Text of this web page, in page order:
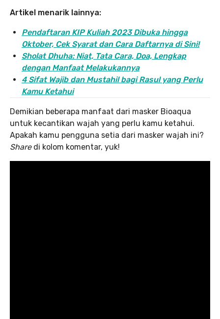
Artikel menarik lainnya:
Pendaftaran KIP Kuliah 2023 Dibuka hingga
Oktober, Cek Syarat dan Cara Daftarnya di Sini!
Sholat Dhuha: Niat, Tata Cara, Doa, Lengkap
dengan Manfaat Melakukannya
4 Sifat Wajib dan Mustahil bagi Rasul yang Perlu
Kamu Ketahui
Demikian beberapa manfaat dari masker Bioaqua
untuk kecantikan wajah yang perlu kamu ketahui.
Apakah kamu pengguna setia dari masker wajah ini?
Share di kolom komentar, yuk!